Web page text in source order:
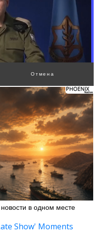
в одном месте